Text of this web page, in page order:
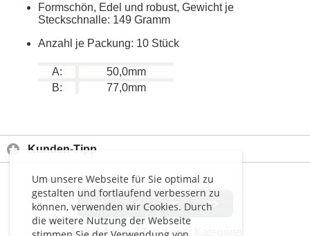
Um unsere Webseite für Sie optimal zu
gestalten und fortlaufend verbessern zu
können, verwenden wir Cookies. Durch
die weitere Nutzung der Webseite
Formschön, Edel und robust, Gewicht je
Steckschnalle: 149 Gramm
Anzahl je Packung: 10 Stück
A:
50,0mm
B:
77,0mm
Kunden-Tipp
<< < > >>
Artikel4 von 17in dieser Kategorie